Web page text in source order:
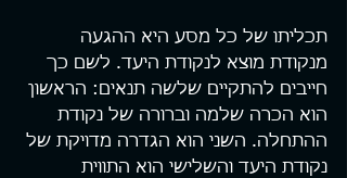
תכליתו של כל מסע היא ההגעה
מנקודת מוצא לנקודת היעד. לשם כך
חייבים להתקיים שלשה תנאים: הראשון
הוא הכרה שלמה וברורה של נקודת
ההתחלה. השני הוא הגדרה מדויקת של
נקודת היעד והשלישי הוא התווית